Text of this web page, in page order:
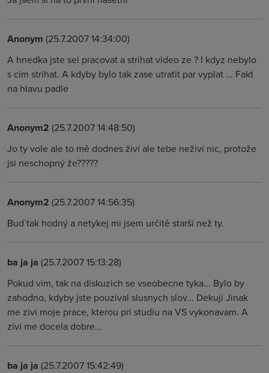
Anonym (25.7.2007 14:34:00)
A hnedka jste sel pracovat a strihat video ze ? I kdyz nebylo
s cim strihat. A kdyby bylo tak zase utratit par vyplat ... Fakt
na hlavu padle
Anonym2 (25.7.2007 14:48:50)
Jo ty vole ale to mě dodnes živí ale tebe neživí nic, protože
jsi neschopný že?????
Anonym2 (25.7.2007 14:56:35)
Bud´tak hodný a netykej mi jsem určitě starší než ty.
ba ja ja (25.7.2007 15:13:28)
Pokud vim, tak na diskuzich se vseobecne tyka... Bylo by
zahodno, kdyby jste pouzival slusnych slov... Dekuji Jinak
me zivi moje prace, kterou pri studiu na VS vykonavam. A
zivi me docela dobre...
ba ja ja (25.7.2007 15:42:49)